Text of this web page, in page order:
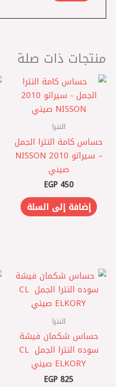
منتجات ذات صلة
النترا
حساس كامة النترا الجمل
– سيراتو 2010 NISSON
صيني
EGP 450
إضافة إلى السلة
النترا
حساس شكمان فيشة
سوده النترا الجمل ‏ CL
ELKORY صيني
EGP 825